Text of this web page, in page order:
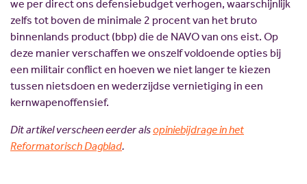
we per direct ons defensiebudget verhogen, waarschijnlijk
zelfs tot boven de minimale 2 procent van het bruto
binnenlands product (bbp) die de NAVO van ons eist. Op
deze manier verschaffen we onszelf voldoende opties bij
een militair conflict en hoeven we niet langer te kiezen
tussen nietsdoen en wederzijdse vernietiging in een
kernwapenoffensief.
Dit artikel verscheen eerder alsopiniebijdrage in het
Reformatorisch Dagblad.